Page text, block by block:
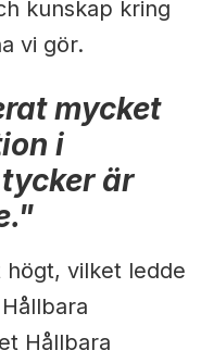
kunskap kring
vi gör.
mycket
i
är
vilket ledde
Hållbara